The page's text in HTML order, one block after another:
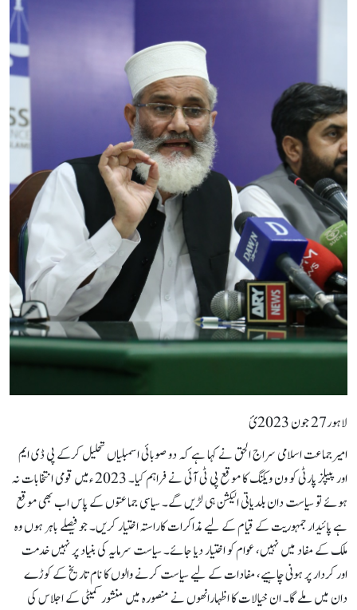
لاہور27 جون 2023ئ
امیرجماعت اسلامی سراج الحق نے کہا ہے کہ دو صوبائی اسمبلیاں تحلیل کرکے پی ڈی ایم
اور پیپلز پارٹی کو ون ویلنگ کا موقع پی ٹی آئی نے فراہم کیا۔ 2023 ءمیں قومی انتخابات نہ
ہوئے تو سیاست دان بلدیاتی الیکشن ہی لڑیں گے۔ سیاسی جماعتوں کے پاس اب بھی موقع
ہے پائیدار جمہوریت کے قیام کے لیے مذاکرات کاراستہ اختیار کریں۔ جو فیصلے باہر ہوں وہ
ملک کے مفاد میں نہیں، عوام کو اختیار دیا جائے۔ سیاست سرمایہ کی بنیاد پر نہیں خدمت
اور کردار پر ہونی چاہیے، مفادات کے لیے سیاست کرنے والوں کا نام تاریخ کے کوڑے
دان میں ملے گا۔ ان خیالات کا اظہارانھوں نے منصورہ میں منشور کمیٹی کے اجلاس کی